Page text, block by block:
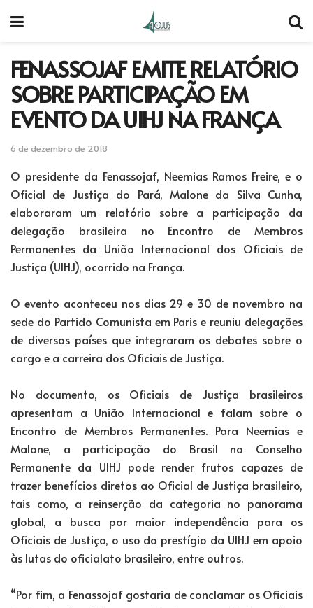
FENASSOJAF EMITE RELATÓRIO
SOBRE PARTICIPAÇÃO EM
EVENTO DA UIHJ NA FRANÇA
6 de dezembro de 2018
O presidente da Fenassojaf, Neemias Ramos Freire, e o
Oficial de Justiça do Pará, Malone da Silva Cunha,
elaboraram um relatório sobre a participação da
delegação brasileira no Encontro de Membros
Permanentes da União Internacional dos Oficiais de
Justiça (UIHJ), ocorrido na França.
O evento aconteceu nos dias 29 e 30 de novembro na
sede do Partido Comunista em Paris e reuniu delegações
de diversos países que integraram os debates sobre o
cargo e a carreira dos Oficiais de Justiça.
No documento, os Oficiais de Justiça brasileiros
apresentam a União Internacional e falam sobre o
Encontro de Membros Permanentes. Para Neemias e
Malone, a participação do Brasil no Conselho
Permanente da UIHJ pode render frutos capazes de
trazer benefícios diretos ao Oficial de Justiça brasileiro,
tais como, a reinserção da categoria no panorama
global, a busca por maior independência para os
Oficiais de Justiça, o uso do prestígio da UIHJ em apoio
às lutas do oficialato brasileiro, entre outros.
“Por fim, a Fenassojaf gostaria de conclamar os Oficiais